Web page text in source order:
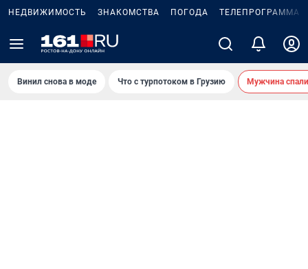
НЕДВИЖИМОСТЬ ЗНАКОМСТВА ПОГОДА ТЕЛЕПРОГРАММА
Винил снова в моде Что с турпотоком в Грузию Мужчина